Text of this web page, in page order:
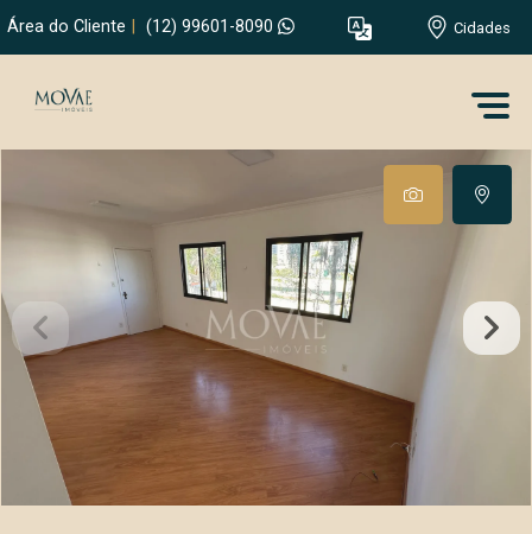
Área do Cliente (12) 99601-8090 Cidades